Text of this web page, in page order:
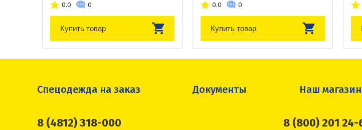
0.0 0
Купить товар
0.0 0
Купить товар
Спецодежда на заказ Документы Наш магазин
8 (4812) 318-000 8 (800) 201 24-